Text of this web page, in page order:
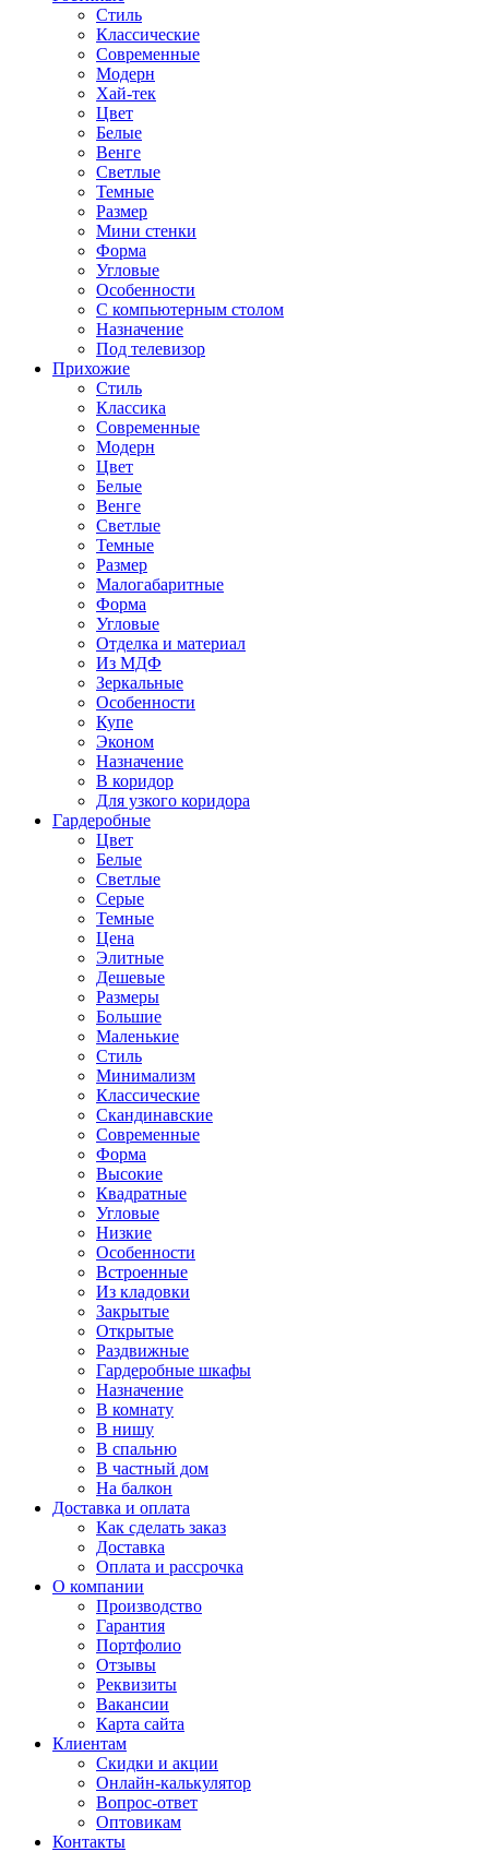
Стиль
Классические
Современные
Модерн
Хай-тек
Цвет
Белые
Венге
Светлые
Темные
Размер
Мини стенки
Форма
Угловые
Особенности
С компьютерным столом
Назначение
Под телевизор
Прихожие
Стиль
Классика
Современные
Модерн
Цвет
Белые
Венге
Светлые
Темные
Размер
Малогабаритные
Форма
Угловые
Отделка и материал
Из МДФ
Зеркальные
Особенности
Купе
Эконом
Назначение
В коридор
Для узкого коридора
Гардеробные
Цвет
Белые
Светлые
Серые
Темные
Цена
Элитные
Дешевые
Размеры
Большие
Маленькие
Стиль
Минимализм
Классические
Скандинавские
Современные
Форма
Высокие
Квадратные
Угловые
Низкие
Особенности
Встроенные
Из кладовки
Закрытые
Открытые
Раздвижные
Гардеробные шкафы
Назначение
В комнату
В нишу
В спальню
В частный дом
На балкон
Доставка и оплата
Как сделать заказ
Доставка
Оплата и рассрочка
О компании
Производство
Гарантия
Портфолио
Отзывы
Реквизиты
Вакансии
Карта сайта
Клиентам
Скидки и акции
Онлайн-калькулятор
Вопрос-ответ
Оптовикам
Контакты